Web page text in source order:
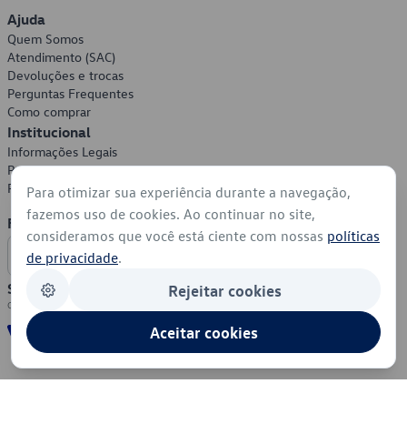
Ajuda
Quem Somos
Atendimento (SAC)
Devoluções e trocas
Perguntas Frequentes
Como comprar
Institucional
Informações Legais
Política de Privacidade
Política de Cookies
Formas de Pagamento
Segurança
Para otimizar sua experiência durante a navegação,
fazemos uso de cookies. Ao continuar no site,
consideramos que você está ciente com nossas políticas
de privacidade.
Rejeitar cookies
Aceitar cookies